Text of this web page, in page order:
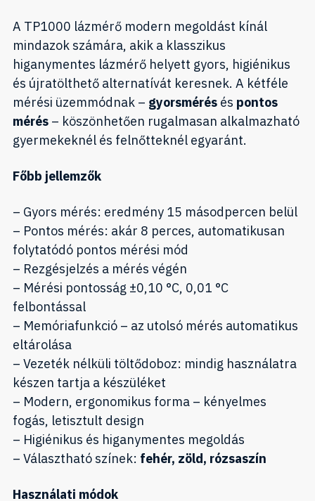
A TP1000 lázmérő modern megoldást kínál
mindazok számára, akik a klasszikus
higanymentes lázmérő helyett gyors, higiénikus
és újratölthető alternatívát keresnek. A kétféle
mérési üzemmódnak – gyorsmérés és pontos
mérés – köszönhetően rugalmasan alkalmazható
gyermekeknél és felnőtteknél egyaránt.
Főbb jellemzők
– Gyors mérés: eredmény 15 másodpercen belül
– Pontos mérés: akár 8 perces, automatikusan
folytatódó pontos mérési mód
– Rezgésjelzés a mérés végén
– Mérési pontosság ±0,10 °C, 0,01 °C
felbontással
– Memóriafunkció – az utolsó mérés automatikus
eltárolása
– Vezeték nélküli töltődoboz: mindig használatra
készen tartja a készüléket
– Modern, ergonomikus forma – kényelmes
fogás, letisztult design
– Higiénikus és higanymentes megoldás
– Választható színek: fehér, zöld, rózsaszín
Használati módok